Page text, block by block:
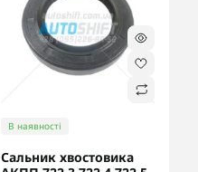
В наявності
Сальник хвостовика